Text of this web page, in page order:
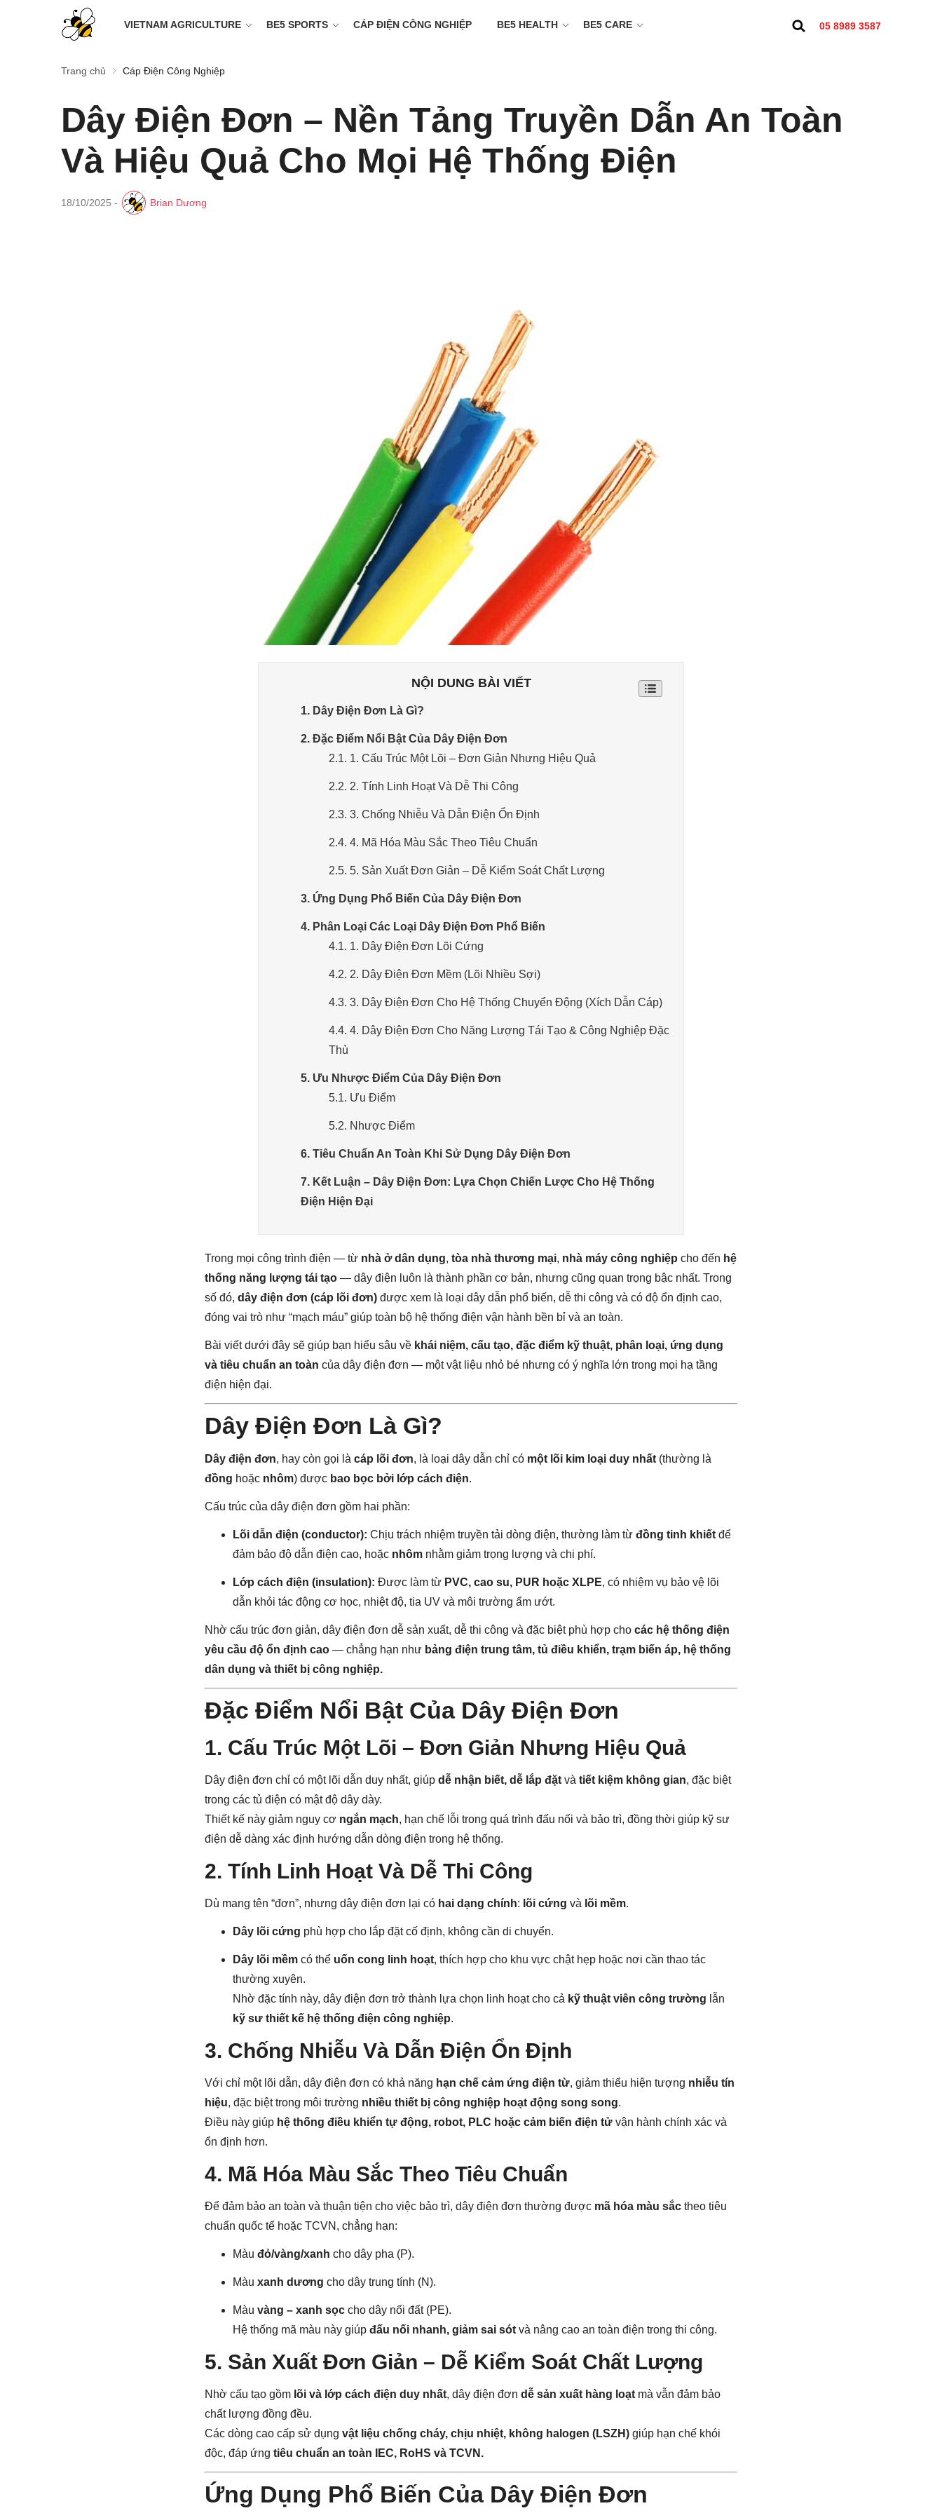
VIETNAM AGRICULTURE BE5 SPORTS CÁP ĐIỆN CÔNG NGHIỆP BE5 HEALTH BE5 CARE 05 8989 3587
Trang chủ Cáp Điện Công Nghiệp
Dây Điện Đơn – Nền Tảng Truyền Dẫn An Toàn
Và Hiệu Quả Cho Mọi Hệ Thống Điện
18/10/2025 - Brian Dương
NỘI DUNG BÀI VIẾT
1. Dây Điện Đơn Là Gì?
2. Đặc Điểm Nổi Bật Của Dây Điện Đơn
2.1. 1. Cấu Trúc Một Lõi – Đơn Giản Nhưng Hiệu Quả
2.2. 2. Tính Linh Hoạt Và Dễ Thi Công
2.3. 3. Chống Nhiễu Và Dẫn Điện Ổn Định
2.4. 4. Mã Hóa Màu Sắc Theo Tiêu Chuẩn
2.5. 5. Sản Xuất Đơn Giản – Dễ Kiểm Soát Chất Lượng
3. Ứng Dụng Phổ Biến Của Dây Điện Đơn
4. Phân Loại Các Loại Dây Điện Đơn Phổ Biến
4.1. 1. Dây Điện Đơn Lõi Cứng
4.2. 2. Dây Điện Đơn Mềm (Lõi Nhiều Sợi)
4.3. 3. Dây Điện Đơn Cho Hệ Thống Chuyển Động (Xích Dẫn Cáp)
4.4. 4. Dây Điện Đơn Cho Năng Lượng Tái Tạo & Công Nghiệp Đặc
Thù
5. Ưu Nhược Điểm Của Dây Điện Đơn
5.1. Ưu Điểm
5.2. Nhược Điểm
6. Tiêu Chuẩn An Toàn Khi Sử Dụng Dây Điện Đơn
7. Kết Luận – Dây Điện Đơn: Lựa Chọn Chiến Lược Cho Hệ Thống
Điện Hiện Đại
Trong mọi công trình điện — từ nhà ở dân dụng, tòa nhà thương mại, nhà máy công nghiệp cho đến hệ
thống năng lượng tái tạo — dây điện luôn là thành phần cơ bản, nhưng cũng quan trọng bậc nhất. Trong
số đó, dây điện đơn (cáp lõi đơn) được xem là loại dây dẫn phổ biến, dễ thi công và có độ ổn định cao,
đóng vai trò như “mạch máu” giúp toàn bộ hệ thống điện vận hành bền bỉ và an toàn.
Bài viết dưới đây sẽ giúp bạn hiểu sâu về khái niệm, cấu tạo, đặc điểm kỹ thuật, phân loại, ứng dụng
và tiêu chuẩn an toàn của dây điện đơn — một vật liệu nhỏ bé nhưng có ý nghĩa lớn trong mọi hạ tầng
điện hiện đại.
Dây Điện Đơn Là Gì?
Dây điện đơn, hay còn gọi là cáp lõi đơn, là loại dây dẫn chỉ có một lõi kim loại duy nhất (thường là
đồng hoặc nhôm) được bao bọc bởi lớp cách điện.
Cấu trúc của dây điện đơn gồm hai phần:
Lõi dẫn điện (conductor): Chịu trách nhiệm truyền tải dòng điện, thường làm từ đồng tinh khiết để
đảm bảo độ dẫn điện cao, hoặc nhôm nhằm giảm trọng lượng và chi phí.
Lớp cách điện (insulation): Được làm từ PVC, cao su, PUR hoặc XLPE, có nhiệm vụ bảo vệ lõi
dẫn khỏi tác động cơ học, nhiệt độ, tia UV và môi trường ẩm ướt.
Nhờ cấu trúc đơn giản, dây điện đơn dễ sản xuất, dễ thi công và đặc biệt phù hợp cho các hệ thống điện
yêu cầu độ ổn định cao — chẳng hạn như bảng điện trung tâm, tủ điều khiển, trạm biến áp, hệ thống
dân dụng và thiết bị công nghiệp.
Đặc Điểm Nổi Bật Của Dây Điện Đơn
1. Cấu Trúc Một Lõi – Đơn Giản Nhưng Hiệu Quả
Dây điện đơn chỉ có một lõi dẫn duy nhất, giúp dễ nhận biết, dễ lắp đặt và tiết kiệm không gian, đặc biệt
trong các tủ điện có mật độ dây dày.
Thiết kế này giảm nguy cơ ngắn mạch, hạn chế lỗi trong quá trình đấu nối và bảo trì, đồng thời giúp kỹ sư
điện dễ dàng xác định hướng dẫn dòng điện trong hệ thống.
2. Tính Linh Hoạt Và Dễ Thi Công
Dù mang tên “đơn”, nhưng dây điện đơn lại có hai dạng chính: lõi cứng và lõi mềm.
Dây lõi cứng phù hợp cho lắp đặt cố định, không cần di chuyển.
Dây lõi mềm có thể uốn cong linh hoạt, thích hợp cho khu vực chật hẹp hoặc nơi cần thao tác
thường xuyên.
Nhờ đặc tính này, dây điện đơn trở thành lựa chọn linh hoạt cho cả kỹ thuật viên công trường lẫn
kỹ sư thiết kế hệ thống điện công nghiệp.
3. Chống Nhiễu Và Dẫn Điện Ổn Định
Với chỉ một lõi dẫn, dây điện đơn có khả năng hạn chế cảm ứng điện từ, giảm thiểu hiện tượng nhiễu tín
hiệu, đặc biệt trong môi trường nhiều thiết bị công nghiệp hoạt động song song.
Điều này giúp hệ thống điều khiển tự động, robot, PLC hoặc cảm biến điện tử vận hành chính xác và
ổn định hơn.
4. Mã Hóa Màu Sắc Theo Tiêu Chuẩn
Để đảm bảo an toàn và thuận tiện cho việc bảo trì, dây điện đơn thường được mã hóa màu sắc theo tiêu
chuẩn quốc tế hoặc TCVN, chẳng hạn:
Màu đỏ/vàng/xanh cho dây pha (P).
Màu xanh dương cho dây trung tính (N).
Màu vàng – xanh sọc cho dây nối đất (PE).
Hệ thống mã màu này giúp đấu nối nhanh, giảm sai sót và nâng cao an toàn điện trong thi công.
5. Sản Xuất Đơn Giản – Dễ Kiểm Soát Chất Lượng
Nhờ cấu tạo gồm lõi và lớp cách điện duy nhất, dây điện đơn dễ sản xuất hàng loạt mà vẫn đảm bảo
chất lượng đồng đều.
Các dòng cao cấp sử dụng vật liệu chống cháy, chịu nhiệt, không halogen (LSZH) giúp hạn chế khói
độc, đáp ứng tiêu chuẩn an toàn IEC, RoHS và TCVN.
Ứng Dụng Phổ Biến Của Dây Điện Đơn